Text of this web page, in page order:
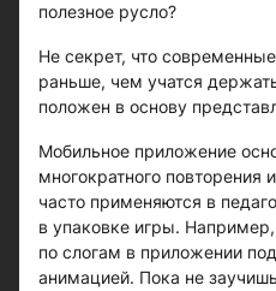
полезное русло?
Не секрет, что
раньше, чем учатся
положен в основу
Мобильное приложение
многократного повторения
часто применяются в
в упаковке игры.
по слогам в приложении
анимацией. Пока не